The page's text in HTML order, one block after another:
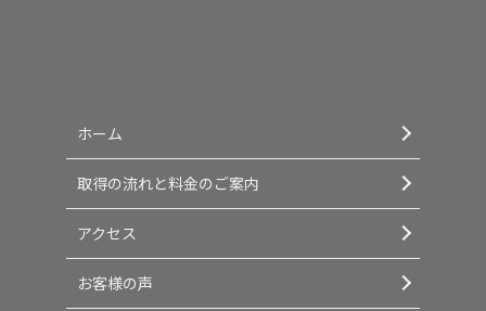
ホーム
取得の流れと料金のご案内
アクセス
お客様の声